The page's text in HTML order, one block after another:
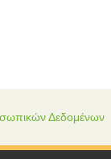
Δεδομένων